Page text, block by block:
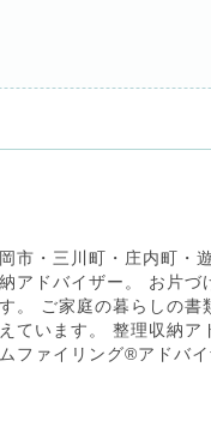
市・三川町・庄内町・
アドバイザー。 お片づ
。 ご家庭の暮らしの書
ています。 整理収納ア
ファイリング®アドバ